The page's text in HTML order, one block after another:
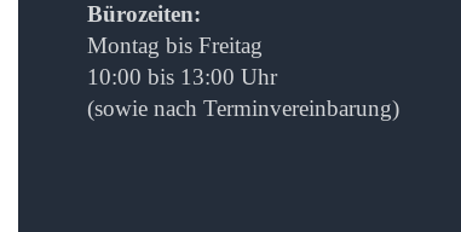
Bürozeiten:
Montag bis Freitag
10:00 bis 13:00 Uhr
(sowie nach Terminvereinbarung)